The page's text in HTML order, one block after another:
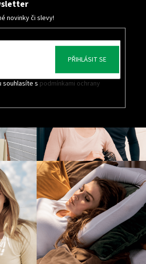
novinky či slevy!
souhlasíte s podmínkami ochrany
PŘIHLÁSIT SE